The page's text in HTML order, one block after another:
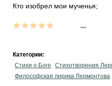
Кто изобрел мои мученья;
Категории:
Стихи о Боге
Стихотворения
Философская лирика Лермонтова